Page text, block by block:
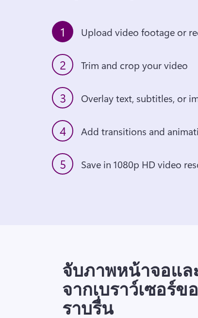
1 Upload video footage or
2 Trim and crop your video
3 Overlay text, subtitles, or
4 Add transitions and
5 Save in 1080p HD video
จับภาพหน้าจอแล
จากเบราว์เซอร์
ราบรื่น